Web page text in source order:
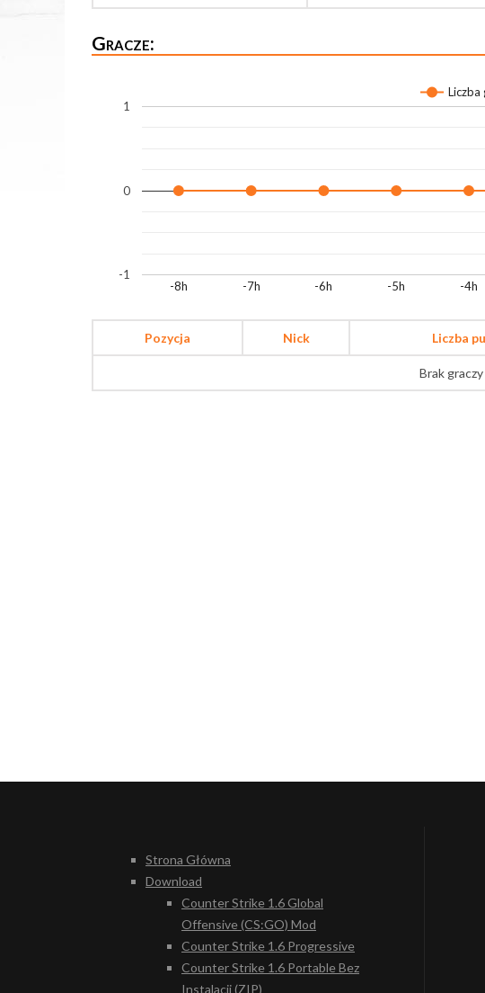
Gracze:
Liczba
-8h -7h -6h -5h -4h
-1
0
1
Pozycja Nick Liczba
Brak graczy
Strona Główna
Download
Counter Strike 1.6 Global
Offensive (CS:GO) Mod
Counter Strike 1.6 Progressive
Counter Strike 1.6 Portable Bez
Instalacji (ZIP)